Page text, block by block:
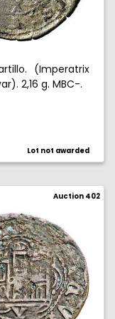
(Imperatrix
2,16 g. MBC-.
Lot not awarded
Auction 402